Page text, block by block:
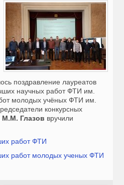
поздравление лауреатов
научных работ ФТИ им.
молодых учёных ФТИ им.
конкурсных
М.М. Глазов вручили
работ ФТИ
работ молодых ученых ФТИ